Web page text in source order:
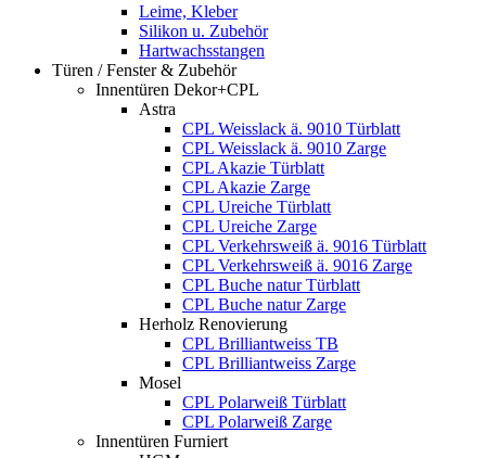
Leime, Kleber
Silikon u. Zubehör
Hartwachsstangen
Türen / Fenster & Zubehör
Innentüren Dekor+CPL
Astra
CPL Weisslack ä. 9010 Türblatt
CPL Weisslack ä. 9010 Zarge
CPL Akazie Türblatt
CPL Akazie Zarge
CPL Ureiche Türblatt
CPL Ureiche Zarge
CPL Verkehrsweiß ä. 9016 Türblatt
CPL Verkehrsweiß ä. 9016 Zarge
CPL Buche natur Türblatt
CPL Buche natur Zarge
Herholz Renovierung
CPL Brilliantweiss TB
CPL Brilliantweiss Zarge
Mosel
CPL Polarweiß Türblatt
CPL Polarweiß Zarge
Innentüren Furniert